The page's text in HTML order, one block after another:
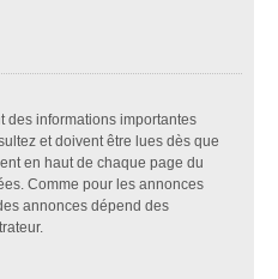
des informations importantes
et doivent être lues dès que
en haut de chaque page du
Comme pour les annonces
annonces dépend des